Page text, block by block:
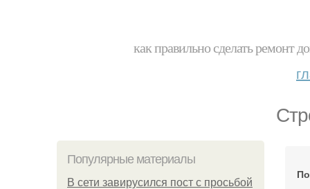
как правильно сделать ремонт
Популярные материалы
В сети завирусился пост с просьбой